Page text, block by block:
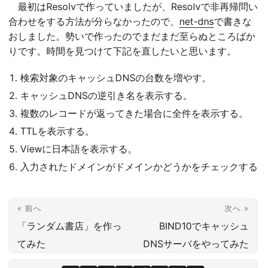
最初はResolvで作っていましたが、Resolvで非再帰問い
合わせをする方法が分らなかったので、 net-dnsで書きな
おしました。勢いで作ったのでまだまだ至らぬところばか
りです。時間を見つけて下記を直したいと思います。
検索対象のキャッシュDNSの台数を増やす。
キャッシュDNSの逆引き名を表示する。
複数のレコードが返ってきた場合に全件を表示する。
TTLを表示する。
Viewに日本語を表示する。
入力されたドメインがドメインかどうかをチェックする
« 前へ
「ランダム書店」を作っ
てみた
次へ »
BIND10でキャッシュ
DNSサーバをやってみた